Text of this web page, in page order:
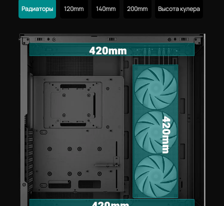
Радиаторы 120mm 140mm 200mm Высота кулера